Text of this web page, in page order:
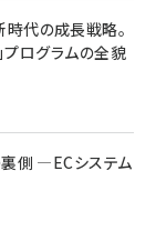
代の成長戦略。
ログラムの全貌
側 ―ECシステム